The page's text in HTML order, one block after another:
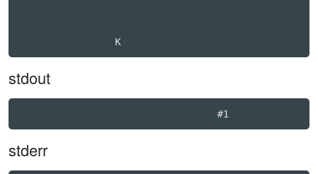
stdout
stderr